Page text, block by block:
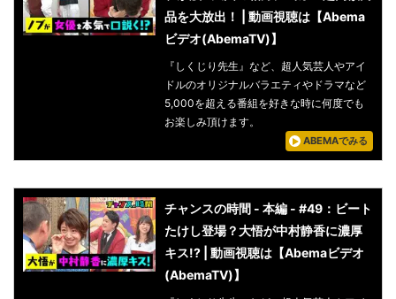
品を大放出！ | 動画視聴は【Abema
ビデオ(AbemaTV)】
『しくじり先生』など、超人気芸人やアイ
ドルのオリジナルバラエティやドラマなど
5,000を超える番組を好きな時に何度でも
お楽しみ頂けます。
ABEMAでみる
チャンスの時間 - 本編 - #49：ビート
たけし登場？大悟が中村静香に濃厚
キス!? | 動画視聴は【Abemaビデオ
(AbemaTV)】